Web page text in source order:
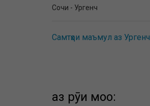
Сочи - Ургенч
Самтҳои маъмул аз Ургенч
аз рӯи моҳҳо: